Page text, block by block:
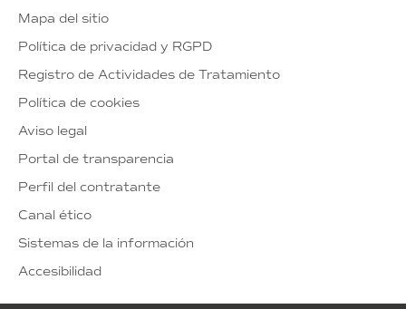
Mapa del sitio
Política de privacidad y RGPD
Registro de Actividades de Tratamiento
Política de cookies
Aviso legal
Portal de transparencia
Perfil del contratante
Canal ético
Sistemas de la información
Accesibilidad